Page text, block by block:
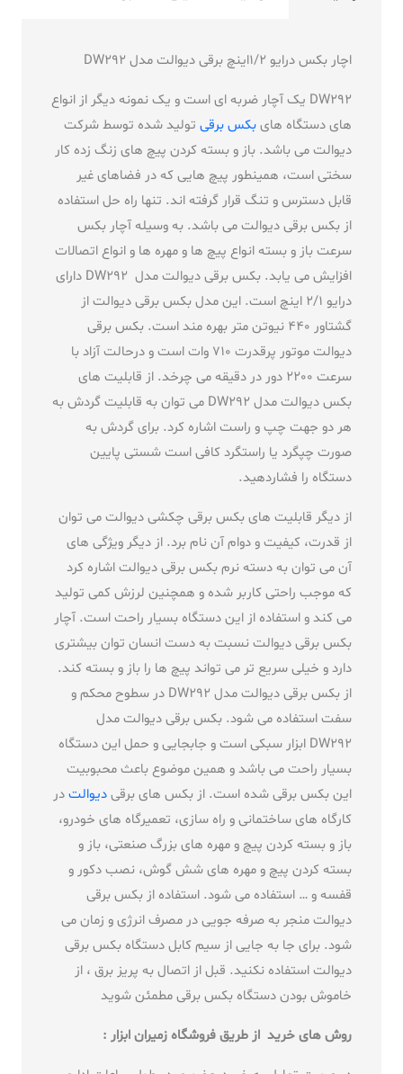
اچار بکس درایو 1/2اینچ برقی دیوالت مدل DW292
DW292 یک آچار ضربه ای است و یک نمونه دیگر از انواع
های دستگاه هایبکس برقی تولید شده توسط شرکت
دیوالت می باشد. باز و بسته کردن پیچ های زنگ زده کار
سختی است، همینطور پیچ هایی که در فضاهای غیر
قابل دسترس و تنگ قرار گرفته اند. تنها راه حل استفاده
از بکس برقی دیوالت می باشد. به وسیله آچار بکس
سرعت باز و بسته انواع پیچ ها و مهره ها و انواع اتصالات
افزایش می یابد. بکس برقی دیوالت مدل DW292 دارای
درایو 2/1 اینچ است. این مدل بکس برقی دیوالت از
گشتاور 440 نیوتن متر بهره مند است. بکس برقی
دیوالت موتور پرقدرت 710 وات است و درحالت آزاد با
سرعت 2200 دور در دقیقه می چرخد. از قابلیت های
بکس دیوالت مدل DW292 می توان به قابلیت گردش به
هر دو جهت چپ و راست اشاره کرد. برای گردش به
صورت چپگرد یا راستگرد کافی است شستی پایین
دستگاه را فشاردهید.
از دیگر قابلیت های بکس برقی چکشی دیوالت می توان
از قدرت، کیفیت و دوام آن نام برد. از دیگر ویژگی های
آن می توان به دسته نرم بکس برقی دیوالت اشاره کرد
که موجب راحتی کاربر شده و همچنین لرزش کمی تولید
می کند و استفاده از این دستگاه بسیار راحت است. آچار
بکس برقی دیوالت نسبت به دست انسان توان بیشتری
دارد و خیلی سریع تر می تواند پیچ ها را باز و بسته کند.
از بکس برقی دیوالت مدل DW292 در سطوح محکم و
سفت استفاده می شود. بکس برقی دیوالت مدل
DW292 ابزار سبکی است و جابجایی و حمل این دستگاه
بسیار راحت می باشد و همین موضوع باعث محبوبیت
این بکس برقی شده است. از بکس های برقیدیوالتدر
کارگاه های ساختمانی و راه سازی، تعمیرگاه های خودرو،
باز و بسته کردن پیچ و مهره های بزرگ صنعتی، باز و
بسته کردن پیچ و مهره های شش گوش، نصب دکور و
قفسه و … استفاده می شود. استفاده از بکس برقی
دیوالت منجر به صرفه جویی در مصرف انرژی و زمان می
شود. برای جا به جایی از سیم کابل دستگاه بکس برقی
دیوالت استفاده نکنید. قبل از اتصال به پریز برق ، از
خاموش بودن دستگاه بکس برقی مطمئن شوید
روش های خرید از طریق فروشگاه زمیران ابزار :